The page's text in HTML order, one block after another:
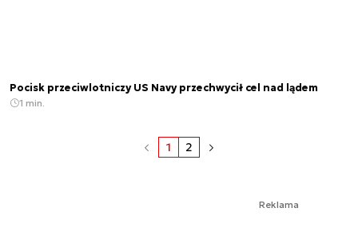
Pocisk przeciwlotniczy US Navy przechwycił cel nad lądem
1 min.
1 2
Reklama